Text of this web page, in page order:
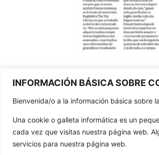
INFORMACIÓN BÁSICA SOBRE
Bienvenida/o a la información básica sobre
Una cookie o galleta informática es un
cada vez que visitas nuestra página web.
servicios para nuestra página web.